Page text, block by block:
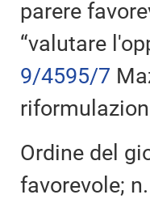
parere
“valutare
9/4595/7
Ordine del
favorevole;